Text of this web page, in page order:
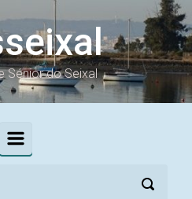
Sénior do Seixal